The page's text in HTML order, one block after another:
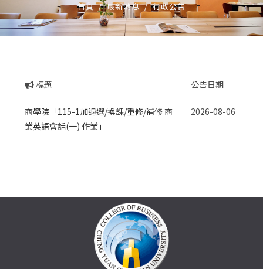
首頁/最新消息/行政公告
標題 公告日期
商學院「115-1加退選/換課/重修/補修 商
業英語會話(一) 作業」
2026-08-06